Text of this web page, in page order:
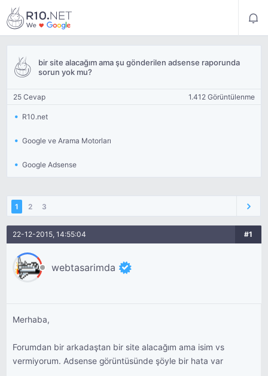
bir site alacağım ama şu gönderilen adsense raporunda
sorun yok mu?
25 Cevap 1.412 Görüntülenme
R10.net
Google ve Arama Motorları
Google Adsense
1 2 3
22-12-2015, 14:55:04 #1
webtasarimda
Merhaba,
Forumdan bir arkadaştan bir site alacağım ama isim vs
vermiyorum. Adsense görüntüsünde şöyle bir hata var